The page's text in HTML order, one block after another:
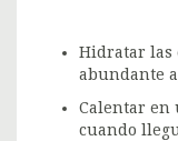
Hidratar las
abundante
Calentar en
cuando